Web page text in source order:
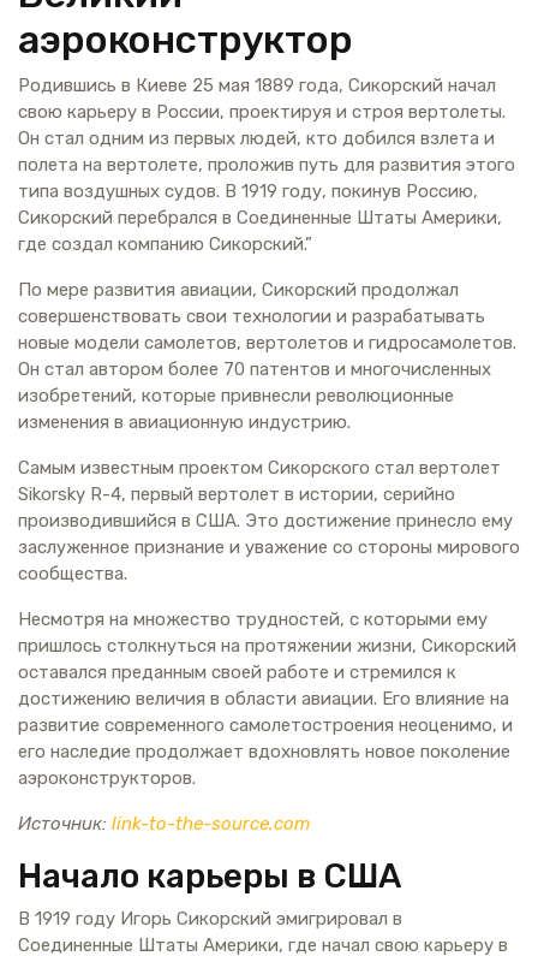
аэроконструктор
Родившись в Киеве 25 мая 1889 года, Сикорский начал
свою карьеру в России, проектируя и строя вертолеты.
Он стал одним из первых людей, кто добился взлета и
полета на вертолете, проложив путь для развития этого
типа воздушных судов. В 1919 году, покинув Россию,
Сикорский перебрался в Соединенные Штаты Америки,
где создал компанию Сикорский.”
По мере развития авиации, Сикорский продолжал
совершенствовать свои технологии и разрабатывать
новые модели самолетов, вертолетов и гидросамолетов.
Он стал автором более 70 патентов и многочисленных
изобретений, которые привнесли революционные
изменения в авиационную индустрию.
Самым известным проектом Сикорского стал вертолет
Sikorsky R-4, первый вертолет в истории, серийно
производившийся в США. Это достижение принесло ему
заслуженное признание и уважение со стороны мирового
сообщества.
Несмотря на множество трудностей, с которыми ему
пришлось столкнуться на протяжении жизни, Сикорский
оставался преданным своей работе и стремился к
достижению величия в области авиации. Его влияние на
развитие современного самолетостроения неоценимо, и
его наследие продолжает вдохновлять новое поколение
аэроконструкторов.
Источник: link-to-the-source.com
Начало карьеры в США
В 1919 году Игорь Сикорский эмигрировал в
Соединенные Штаты Америки, где начал свою карьеру в